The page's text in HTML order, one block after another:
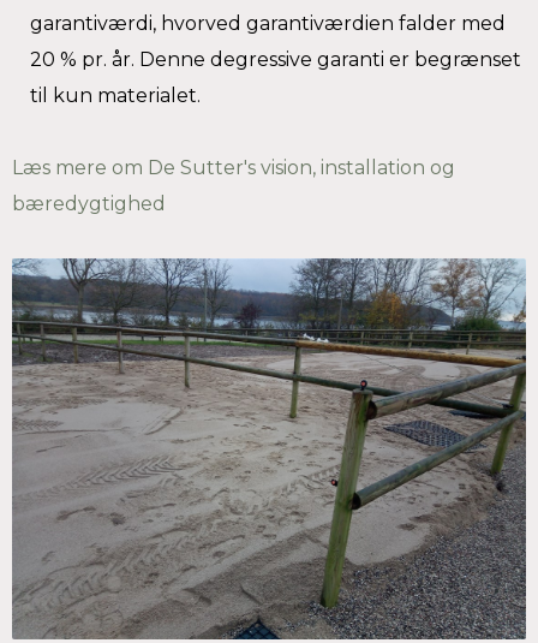
garantiværdi, hvorved garantiværdien falder med
20 % pr. år. Denne degressive garanti er begrænset
til kun materialet.
Læs mere om De Sutter's vision, installation og
bæredygtighed